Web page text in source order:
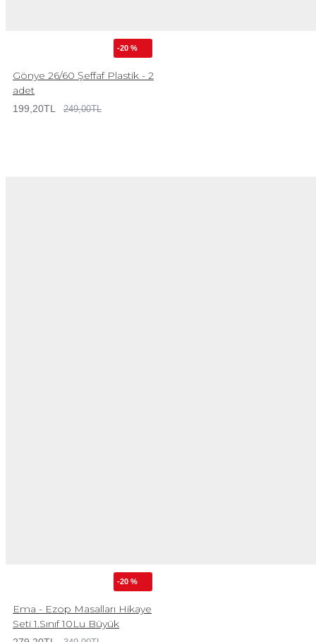
-20 %
Gönye 26/60 Şeffaf Plastik - 2
adet
199,20TL 249,00TL
-20 %
Ema - Ezop Masalları Hikaye
Seti 1.Sınıf 10Lu Büyük